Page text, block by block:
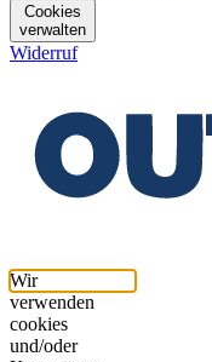
Cookies
verwalten
Widerruf
Wir
verwenden
cookies
und/oder